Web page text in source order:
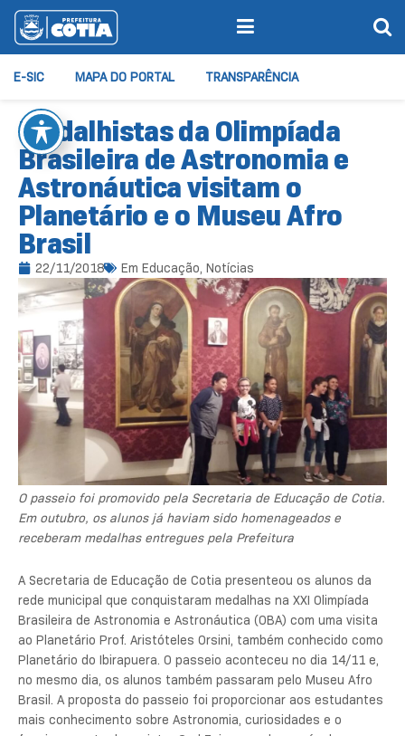
E-SIC MAPA DO PORTAL TRANSPARÊNCIA
Medalhistas da Olimpíada
Brasileira de Astronomia e
Astronáutica visitam o
Planetário e o Museu Afro
Brasil
22/11/2018 Em Educação, Notícias
O passeio foi promovido pela Secretaria de Educação de Cotia.
Em outubro, os alunos já haviam sido homenageados e
receberam medalhas entregues pela Prefeitura
A Secretaria de Educação de Cotia presenteou os alunos da
rede municipal que conquistaram medalhas na XXI Olimpíada
Brasileira de Astronomia e Astronáutica (OBA) com uma visita
ao Planetário Prof. Aristóteles Orsini, também conhecido como
Planetário do Ibirapuera. O passeio aconteceu no dia 14/11 e,
no mesmo dia, os alunos também passaram pelo Museu Afro
Brasil. A proposta do passeio foi proporcionar aos estudantes
mais conhecimento sobre Astronomia, curiosidades e o